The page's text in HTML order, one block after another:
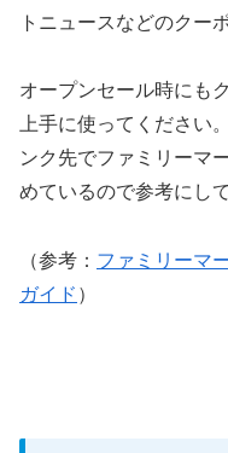
トニュースなどのクー
オープンセール時にも
上手に使ってください
ンク先でファミリーマ
めているので参考にし
（参考： ファミリーマ
ガイド ）